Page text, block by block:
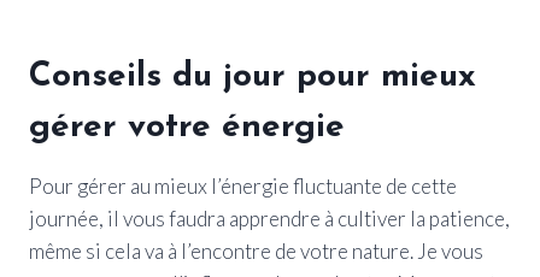
Conseils du jour pour mieux
gérer votre énergie
Pour gérer au mieux l’énergie fluctuante de cette
journée, il vous faudra apprendre à cultiver la patience,
même si cela va à l’encontre de votre nature. Je vous